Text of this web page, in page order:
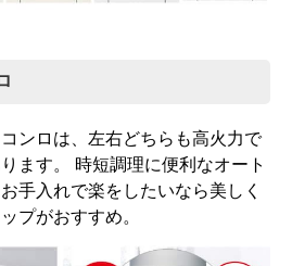
ンロは、左右どちらも高火力で
ます。 時短調理に便利なオート
手入れで楽をしたいなら美しく
プがおすすめ。